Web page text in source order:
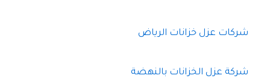
شركات عزل خزانات الرياض
شركة عزل الخزانات بالنهضة